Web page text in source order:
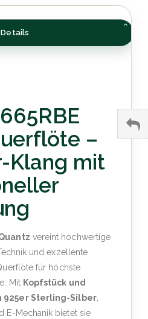
Details
–
Klang mit
vereint hochwertige
und exzellente
für höchste
Mit Kopfstück und
925er Sterling-Silber,
E-Mechanik bietet sie